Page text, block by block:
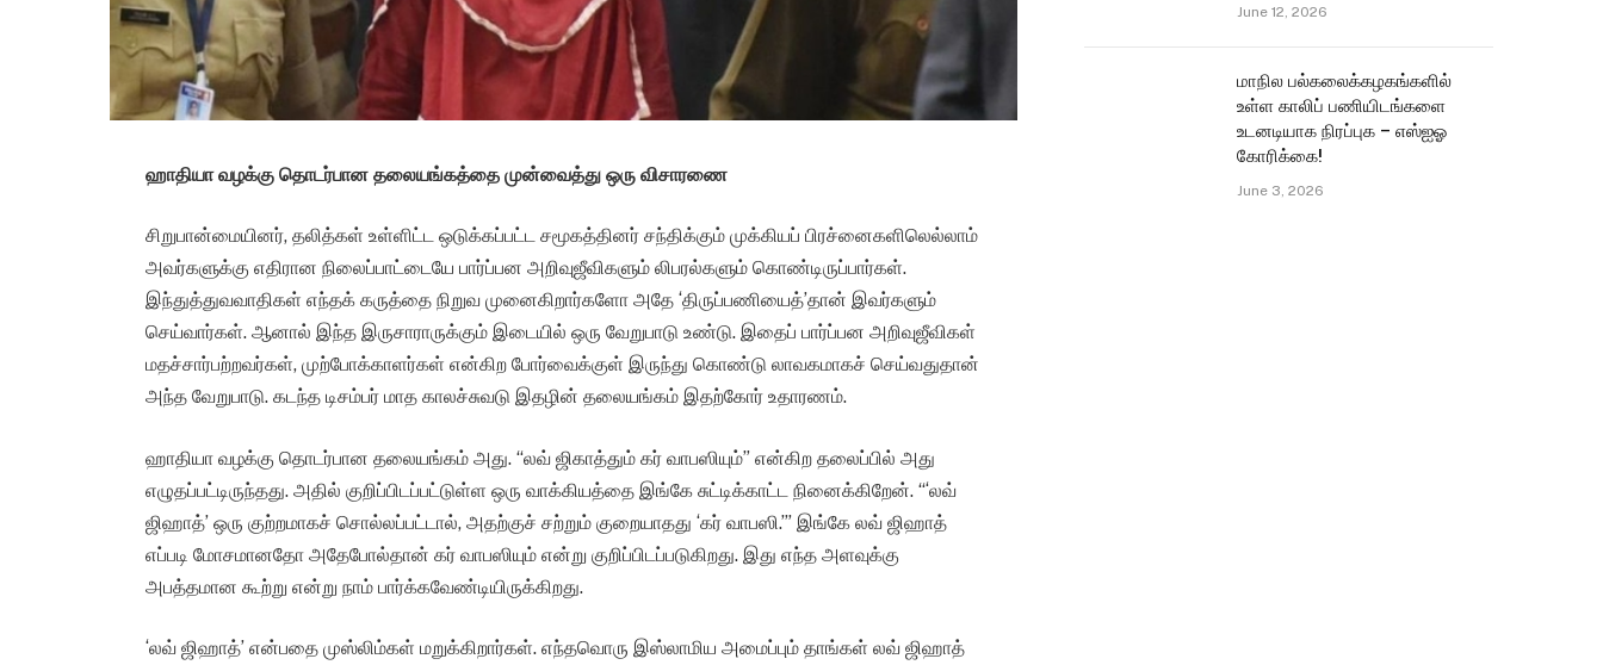
ஹாதியா வழக்கு தொடர்பான தலையங்கத்தை முன்வைத்து ஒரு விசாரணை
சிறுபான்மையினர், தலித்கள் உள்ளிட்ட ஒடுக்கப்பட்ட சமூகத்தினர் சந்திக்கும் முக்கியப் பிரச்னைகளிலெல்லாம்
அவர்களுக்கு எதிரான நிலைப்பாட்டையே பார்ப்பன அறிவுஜீவிகளும் லிபரல்களும் கொண்டிருப்பார்கள்.
இந்துத்துவவாதிகள் எந்தக் கருத்தை நிறுவ முனைகிறார்களோ அதே ‘திருப்பணியைத்’தான் இவர்களும்
செய்வார்கள். ஆனால் இந்த இருசாராருக்கும் இடையில் ஒரு வேறுபாடு உண்டு. இதைப் பார்ப்பன அறிவுஜீவிகள்
மதச்சார்பற்றவர்கள், முற்போக்காளர்கள் என்கிற போர்வைக்குள் இருந்து கொண்டு லாவகமாகச் செய்வதுதான்
அந்த வேறுபாடு. கடந்த டிசம்பர் மாத காலச்சுவடு இதழின் தலையங்கம் இதற்கோர் உதாரணம்.
ஹாதியா வழக்கு தொடர்பான தலையங்கம் அது. “லவ் ஜிகாத்தும் கர் வாபஸியும்” என்கிற தலைப்பில் அது
எழுதப்பட்டிருந்தது. அதில் குறிப்பிடப்பட்டுள்ள ஒரு வாக்கியத்தை இங்கே சுட்டிக்காட்ட நினைக்கிறேன். “‘லவ்
ஜிஹாத்’ ஒரு குற்றமாகச் சொல்லப்பட்டால், அதற்குச் சற்றும் குறையாதது ‘கர் வாபஸி.’” இங்கே லவ் ஜிஹாத்
எப்படி மோசமானதோ அதேபோல்தான் கர் வாபஸியும் என்று குறிப்பிடப்படுகிறது. இது எந்த அளவுக்கு
அபத்தமான கூற்று என்று நாம் பார்க்கவேண்டியிருக்கிறது.
‘லவ் ஜிஹாத்’ என்பதை முஸ்லிம்கள் மறுக்கிறார்கள். எந்தவொரு இஸ்லாமிய அமைப்பும் தாங்கள் லவ் ஜிஹாத்
June 12, 2026
மாநில பல்கலைக்கழகங்களில்
உள்ள காலிப் பணியிடங்களை
உடனடியாக நிரப்புக – எஸ்ஐஓ
கோரிக்கை!
June 3, 2026